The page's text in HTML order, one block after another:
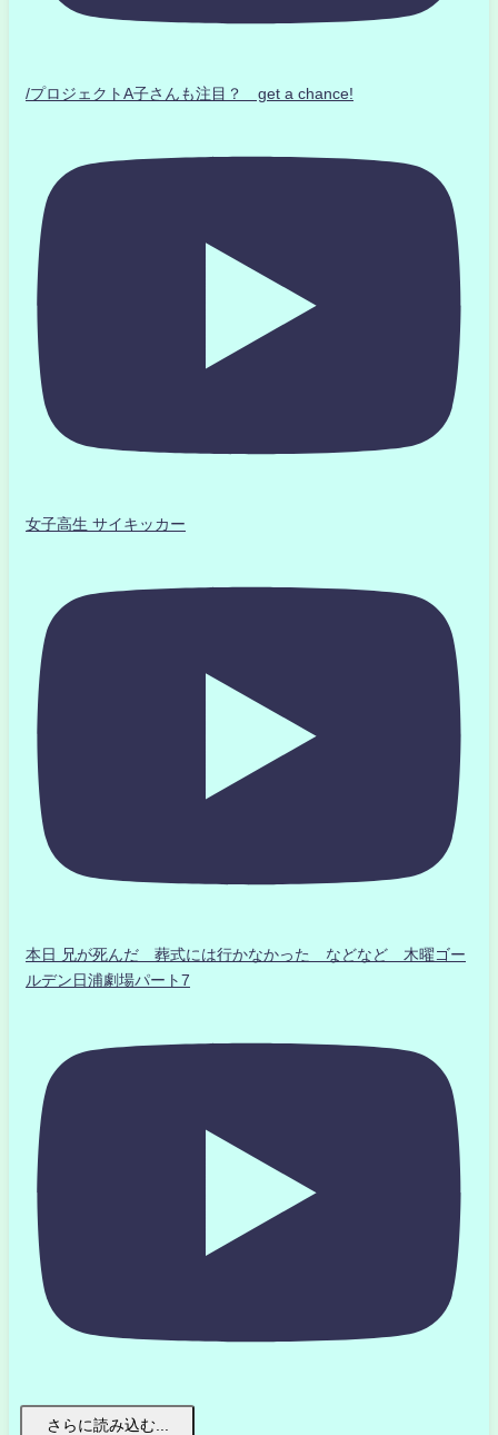
/プロジェクトA子さんも注目？ get a chance!
女子高生 サイキッカー
本日 兄が死んだ 葬式には行かなかった などなど 木曜ゴー
ルデン日浦劇場パート7
さらに読み込む...